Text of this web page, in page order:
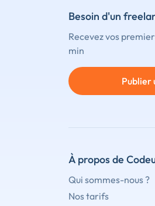
Besoin d'un
Recevez vos
min
Publier
À propos de
Qui sommes-nous ?
Nos tarifs